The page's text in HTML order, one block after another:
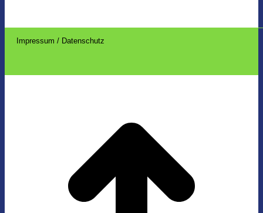
Impressum / Datenschutz